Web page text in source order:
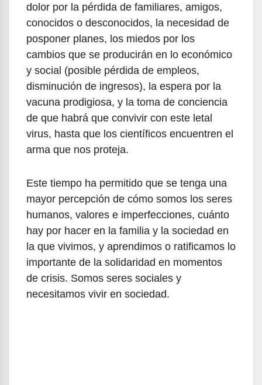
dolor por la pérdida de familiares, amigos,
conocidos o desconocidos, la necesidad de
posponer planes, los miedos por los
cambios que se producirán en lo económico
y social (posible pérdida de empleos,
disminución de ingresos), la espera por la
vacuna prodigiosa, y la toma de conciencia
de que habrá que convivir con este letal
virus, hasta que los científicos encuentren el
arma que nos proteja.
Este tiempo ha permitido que se tenga una
mayor percepción de cómo somos los seres
humanos, valores e imperfecciones, cuánto
hay por hacer en la familia y la sociedad en
la que vivimos, y aprendimos o ratificamos lo
importante de la solidaridad en momentos
de crisis. Somos seres sociales y
necesitamos vivir en sociedad.